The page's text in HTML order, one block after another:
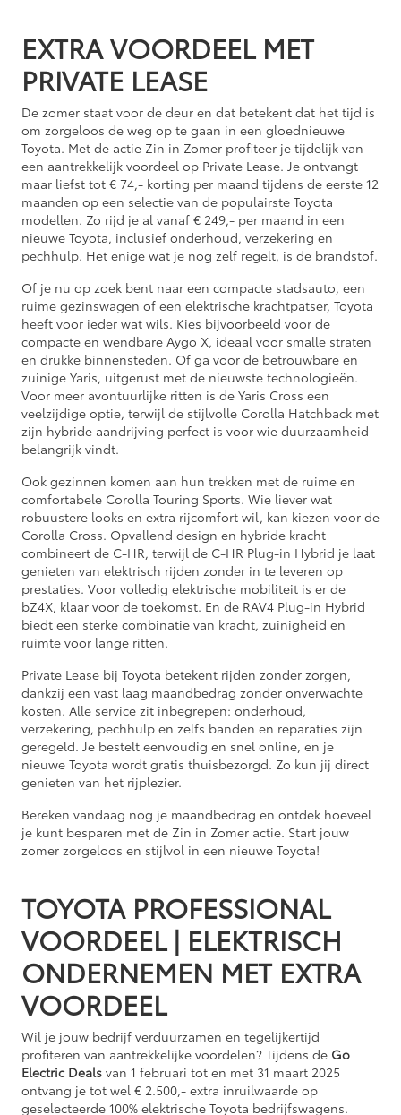
EXTRA VOORDEEL MET
PRIVATE LEASE
De zomer staat voor de deur en dat betekent dat het tijd is
om zorgeloos de weg op te gaan in een gloednieuwe
Toyota. Met de actie Zin in Zomer profiteer je tijdelijk van
een aantrekkelijk voordeel op Private Lease. Je ontvangt
maar liefst tot € 74,- korting per maand tijdens de eerste 12
maanden op een selectie van de populairste Toyota
modellen. Zo rijd je al vanaf € 249,- per maand in een
nieuwe Toyota, inclusief onderhoud, verzekering en
pechhulp. Het enige wat je nog zelf regelt, is de brandstof.
Of je nu op zoek bent naar een compacte stadsauto, een
ruime gezinswagen of een elektrische krachtpatser, Toyota
heeft voor ieder wat wils. Kies bijvoorbeeld voor de
compacte en wendbare Aygo X, ideaal voor smalle straten
en drukke binnensteden. Of ga voor de betrouwbare en
zuinige Yaris, uitgerust met de nieuwste technologieën.
Voor meer avontuurlijke ritten is de Yaris Cross een
veelzijdige optie, terwijl de stijlvolle Corolla Hatchback met
zijn hybride aandrijving perfect is voor wie duurzaamheid
belangrijk vindt.
Ook gezinnen komen aan hun trekken met de ruime en
comfortabele Corolla Touring Sports. Wie liever wat
robuustere looks en extra rijcomfort wil, kan kiezen voor de
Corolla Cross. Opvallend design en hybride kracht
combineert de C-HR, terwijl de C-HR Plug-in Hybrid je laat
genieten van elektrisch rijden zonder in te leveren op
prestaties. Voor volledig elektrische mobiliteit is er de
bZ4X, klaar voor de toekomst. En de RAV4 Plug-in Hybrid
biedt een sterke combinatie van kracht, zuinigheid en
ruimte voor lange ritten.
Private Lease bij Toyota betekent rijden zonder zorgen,
dankzij een vast laag maandbedrag zonder onverwachte
kosten. Alle service zit inbegrepen: onderhoud,
verzekering, pechhulp en zelfs banden en reparaties zijn
geregeld. Je bestelt eenvoudig en snel online, en je
nieuwe Toyota wordt gratis thuisbezorgd. Zo kun jij direct
genieten van het rijplezier.
Bereken vandaag nog je maandbedrag en ontdek hoeveel
je kunt besparen met de Zin in Zomer actie. Start jouw
zomer zorgeloos en stijlvol in een nieuwe Toyota!
TOYOTA PROFESSIONAL
VOORDEEL | ELEKTRISCH
ONDERNEMEN MET EXTRA
VOORDEEL
Wil je jouw bedrijf verduurzamen en tegelijkertijd
profiteren van aantrekkelijke voordelen? Tijdens de Go
Electric Deals van 1 februari tot en met 31 maart 2025
ontvang je tot wel € 2.500,- extra inruilwaarde op
geselecteerde 100% elektrische Toyota bedrijfswagens.